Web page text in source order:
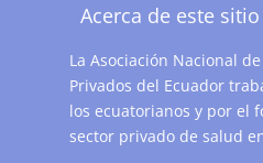
Acerca de este sitio
La Asociación Nacional
Privados del Ecuador
los ecuatorianos y por el
sector privado de salud